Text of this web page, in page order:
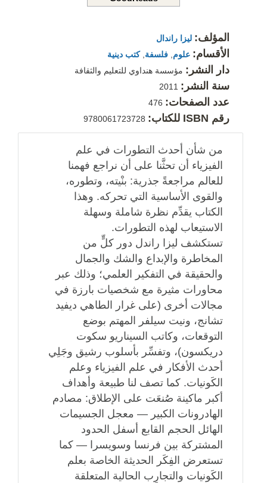
المؤلف: ليزا راندال
الأقسام: علوم فلسفة ,كتب دينية
دار النشر: مؤسسة هنداوي للتعليم والثقافة
سنة النشر:
عدد الصفحات:
رقم ISBN للكتاب: 9780061723728
من شأن أحدث التطورات في علم
الفيزياء أن تحثَّنا على أن نراجع فهمنا
للعالم مراجعةً جذرية: بنْيته، وتطوره،
والقوى الأساسية التي تحركه. وهذا
الكتاب يقدِّم نظرة شاملة وسهلة
الاستيعاب لهذه التطورات.
تستكشف ليزا راندل دور كلٍّ من
المخاطرة والإبداع والشك والجمال
والحقيقة في التفكير العلمي؛ وذلك عبر
محاورات مثيرة مع شخصيات بارزة في
مجالات أخرى (على غرار الطاهي ديفيد
تشانج، ونيت سيلفر المهتم بوضع
التوقعات، وكاتب السيناريو سكوت
دريكسون)، وتفسِّر بأسلوب رشيق وجَلِي
أحدث الأفكار في علم الفيزياء وعلم
الكَونيات. كما تصف لنا طبيعة وأهداف
أكبر ماكينة صُنعَت على الإطلاق: مصادم
الهادرونات الكبير — معجل الجسيمات
الهائل الحجم القابع أسفل الحدود
المشتركة بين فرنسا وسويسرا — كما
تستعرض الفِكَر الحديثة الخاصة بعلم
الكَونيات والتجارِب الحالية المتعلقة